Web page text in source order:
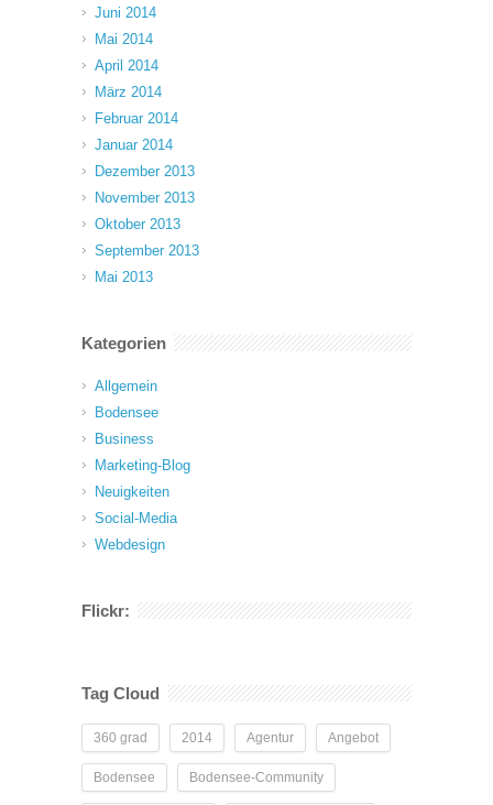
Juni 2014
Mai 2014
April 2014
März 2014
Februar 2014
Januar 2014
Dezember 2013
November 2013
Oktober 2013
September 2013
Mai 2013
Kategorien
Allgemein
Bodensee
Business
Marketing-Blog
Neuigkeiten
Social-Media
Webdesign
Flickr:
Tag Cloud
360 grad 2014 Agentur Angebot
Bodensee Bodensee-Community